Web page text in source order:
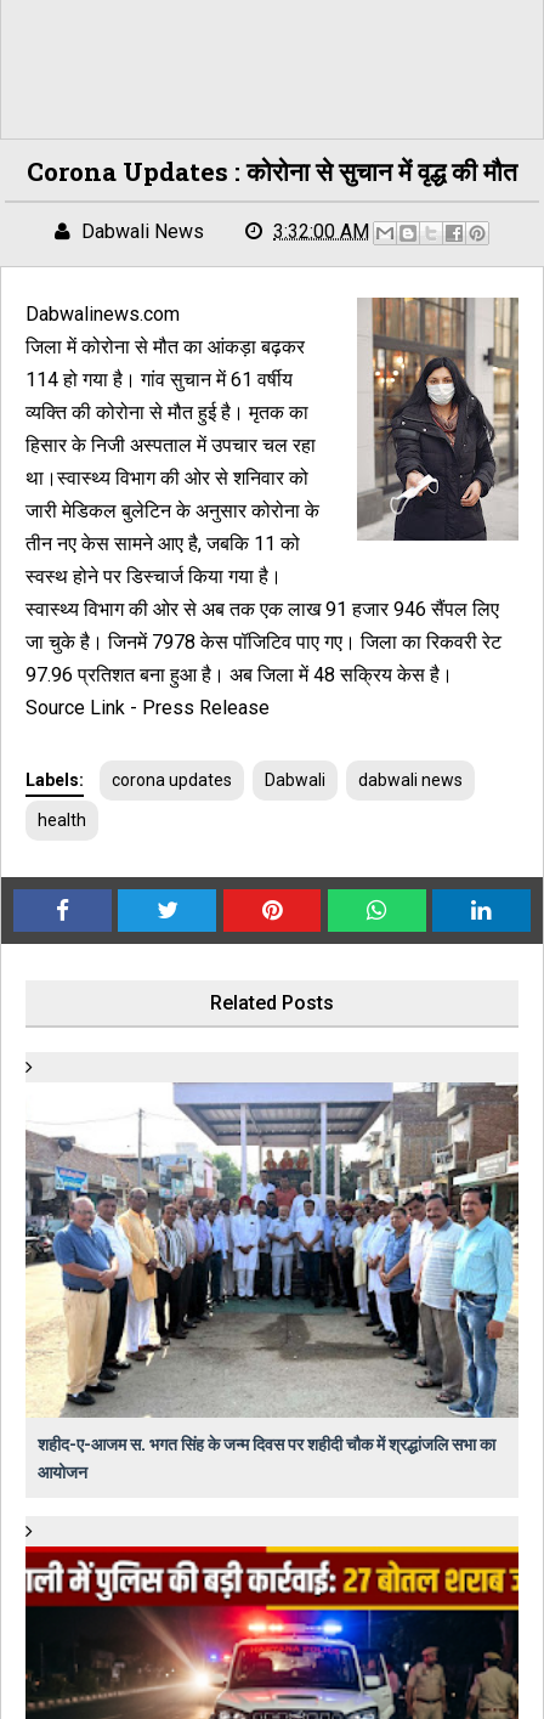
Corona Updates : कोरोना से सुचान में वृद्ध की मौत
Dabwali News 3:32:00 AM
Dabwalinews.com
जिला में कोरोना से मौत का आंकड़ा बढ़कर
114 हो गया है। गांव सुचान में 61 वर्षीय
व्यक्ति की कोरोना से मौत हुई है। मृतक का
हिसार के निजी अस्पताल में उपचार चल रहा
था।स्वास्थ्य विभाग की ओर से शनिवार को
जारी मेडिकल बुलेटिन के अनुसार कोरोना के
तीन नए केस सामने आए है, जबकि 11 को
स्वस्थ होने पर डिस्चार्ज किया गया है।
स्वास्थ्य विभाग की ओर से अब तक एक लाख 91 हजार 946 सैंपल लिए
जा चुके है। जिनमें 7978 केस पॉजिटिव पाए गए। जिला का रिकवरी रेट
97.96 प्रतिशत बना हुआ है। अब जिला में 48 सक्रिय केस है।
Source Link - Press Release
Labels: corona updates Dabwali dabwali news
health
Related Posts
शहीद-ए-आजम स. भगत सिंह के जन्म दिवस पर शहीदी चौक में श्रद्धांजलि सभा का
आयोजन